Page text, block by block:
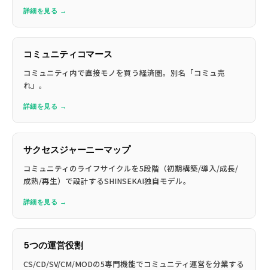
詳細を見る →
コミュニティコマース
コミュニティ内で直接モノを買う経済圏。別名「コミュ売
れ」。
詳細を見る →
サクセスジャーニーマップ
コミュニティのライフサイクルを5段階（初期構築/導入/成長/
成熟/再生）で設計するSHINSEKAI独自モデル。
詳細を見る →
5つの運営役割
CS/CD/SV/CM/MODの5専門機能でコミュニティ運営を分業する